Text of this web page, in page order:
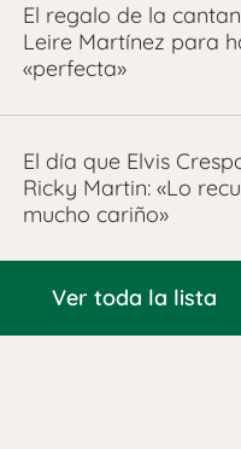
El regalo de la
Leire Martínez para
«perfecta»
El día que Elvis
Ricky Martin: «Lo
mucho cariño»
Ver toda la lista